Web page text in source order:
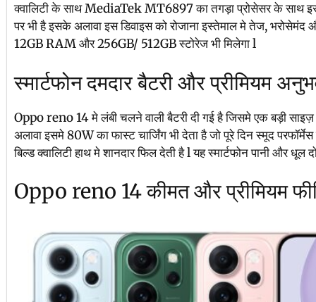
क्वालिटी के साथ MediaTek MT6897 का तगड़ा प्रोसेसर के साथ
पर भी है इसके अलावा इस डिवाइस को रोजाना इस्तेमाल मे तेज,
12GB RAM और 256GB/ 512GB स्टोरेज भी मिलेगा l
स्मार्टफोन दमदार बैटरी और प्रीमियम
Oppo reno 14 मे लंबी चलने वाली बैटरी दी गई है जिसमे एक बड़ी
अलावा इसमे 80W का फास्ट चार्जिंग भी देता है जो पूरे दिन स्मूद
बिल्ड क्वालिटी हाथ मे शानदार फिल देती है l यह स्मार्टफोन पानी और धूल
Oppo reno 14 कीमत और प्रीमियम